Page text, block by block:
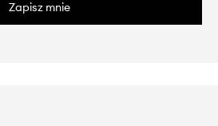
Zapisz mnie